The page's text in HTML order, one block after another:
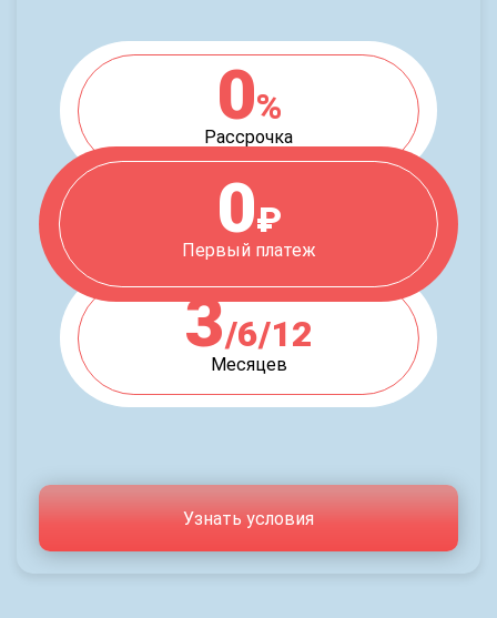
0%
Рассрочка
0₽
Первый платеж
3/6/12
Месяцев
Узнать условия